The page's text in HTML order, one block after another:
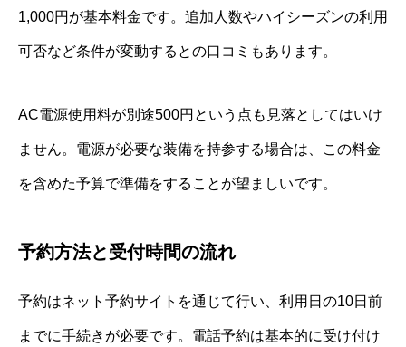
1,000円が基本料金です。追加人数やハイシーズンの利用
可否など条件が変動するとの口コミもあります。
AC電源使用料が別途500円という点も見落としてはいけ
ません。電源が必要な装備を持参する場合は、この料金
を含めた予算で準備をすることが望ましいです。
予約方法と受付時間の流れ
予約はネット予約サイトを通じて行い、利用日の10日前
までに手続きが必要です。電話予約は基本的に受け付け